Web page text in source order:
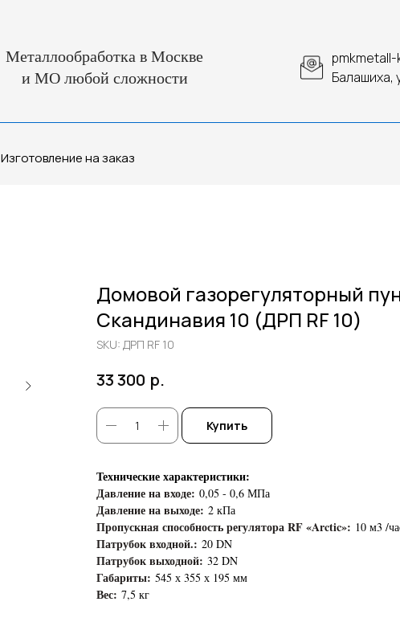
Металлообработка в Москве
и МО любой сложности
pmkmetall-
Балашиха,
Изготовление на заказ
Домовой газорегуляторный
Скандинавия 10 (ДРП RF 10)
SKU: ДРП RF 10
33 300 р.
Купить
Технические характеристики:
Давление на входе: 0,05 - 0,6 МПа
Давление на выходе: 2 кПа
Пропускная способность регулятора RF «Arctic»: 10 м3 /
Патрубок входной.: 20 DN
Патрубок выходной: 32 DN
Габариты: 545 х 355 х 195 мм
Вес: 7,5 кг